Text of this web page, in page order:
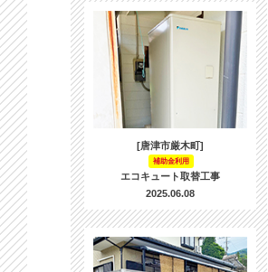
[唐津市厳木町]
補助金利用
エコキュート取替工事
2025.06.08